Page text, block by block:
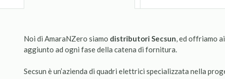
Noi di AmaraNZero siamo distributori Secsun , ed offriamo
aggiunto ad ogni fase della catena di fornitura.
Secsun è un’azienda di quadri elettrici specializzata nella